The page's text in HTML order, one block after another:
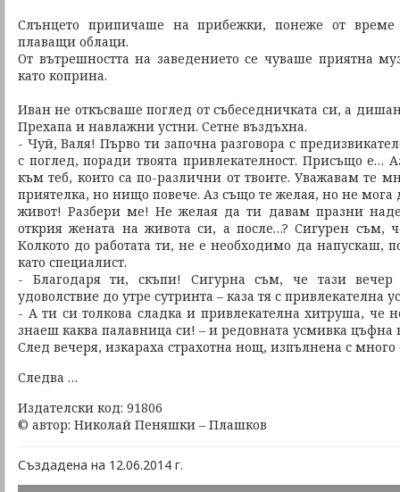
Слънцето припичаше на прибежки, понеже от време
плаващи облаци.
От вътрешността на заведението се чуваше приятна
като коприна.
Иван не откъсваше поглед от събеседничката си, а
Прехапа и навлажни устни. Сетне въздъхна.
- Чуй, Валя! Първо ти започна разговора с
с поглед, поради твоята привлекателност. Присъщо е…
към теб, които са по-различни от твоите. Уважавам те
приятелка, но нищо повече. Аз също те желая, но не мога
живот! Разбери ме! Не желая да ти давам празни
открия жената на живота си, а после…? Сигурен съм,
Колкото до работата ти, не е необходимо да напускаш,
като специалист.
- Благодаря ти, скъпи! Сигурна съм, че тази
удоволствие до утре сутринта – каза тя с привлекателна
- А ти си толкова сладка и привлекателна хитруша, че
знаеш каква палавница си! – и редовната усмивка цъфна
След вечеря, изкараха страхотна нощ, изпълнена с много
Следва …
Издателски код: 91806
© автор: Николай Пеняшки – Плашков
Създадена на 12.06.2014 г.